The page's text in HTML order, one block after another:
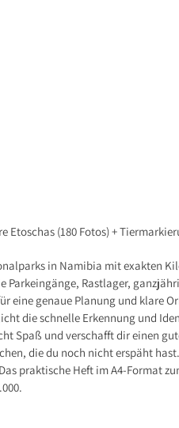
(180 Fotos) +
in Namibia mit exakten
Rastlager,
eine genaue Planung und klare
die schnelle Erkennung und
Spaß und verschafft dir einen
die du noch nicht erspäht
praktische Heft im A4-Format